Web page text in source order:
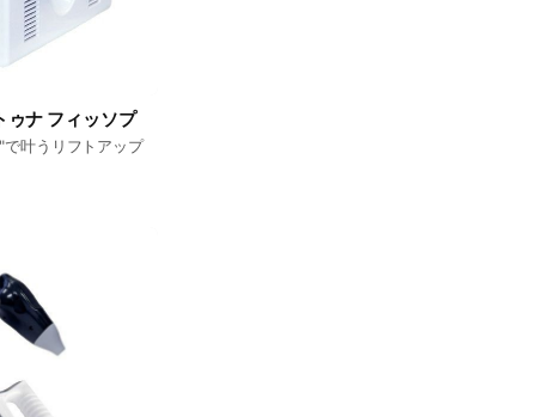
ゥナ フィッソプ
叶うリフトアップ